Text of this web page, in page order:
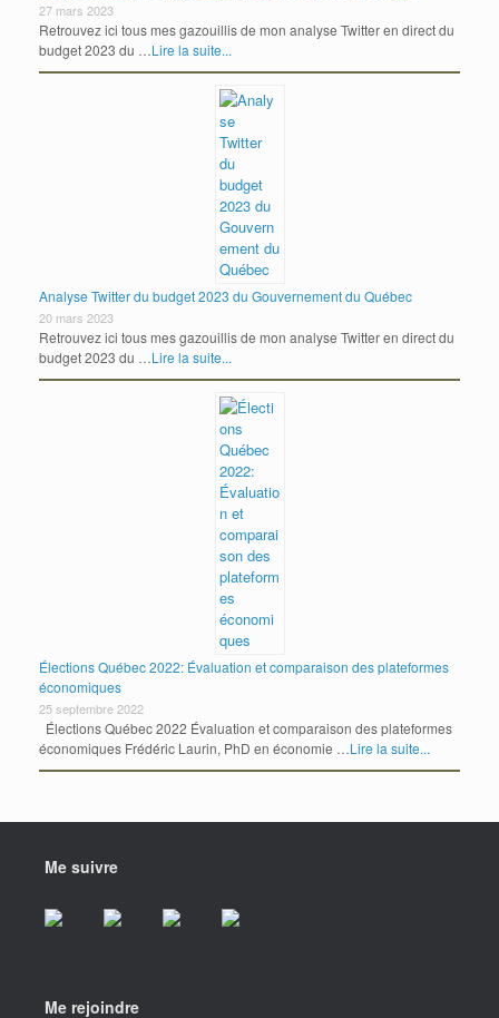
27 mars 2023
Retrouvez ici tous mes gazouillis de mon analyse Twitter en direct du
budget 2023 du …Lire la suite...
Analyse Twitter du budget 2023 du Gouvernement du Québec
20 mars 2023
Retrouvez ici tous mes gazouillis de mon analyse Twitter en direct du
budget 2023 du …Lire la suite...
Élections Québec 2022: Évaluation et comparaison des plateformes
économiques
25 septembre 2022
Élections Québec 2022 Évaluation et comparaison des plateformes
économiques Frédéric Laurin, PhD en économie …Lire la suite...
Me suivre
Me rejoindre